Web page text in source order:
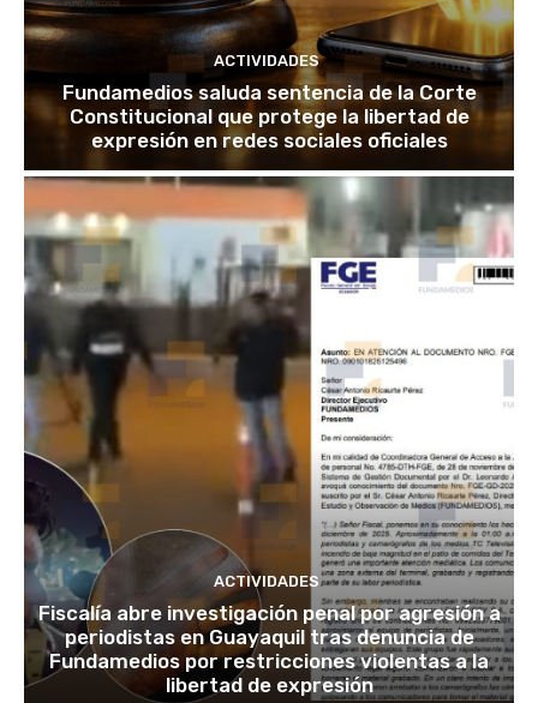
ACTIVIDADES
Fundamedios saluda sentencia de la Corte
Constitucional que protege la libertad de
expresión en redes sociales oficiales
ACTIVIDADES
Fiscalía abre investigación penal por agresión a
periodistas en Guayaquil tras denuncia de
Fundamedios por restricciones violentas a la
libertad de expresión